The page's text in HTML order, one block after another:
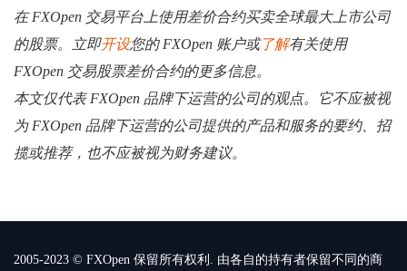
在 FXOpen 交易平台上使用差价合约买卖全球最大上市公司
的股票。立即开设您的 FXOpen 账户或了解有关使用
FXOpen 交易股票差价合约的更多信息。
本文仅代表 FXOpen 品牌下运营的公司的观点。它不应被视
为 FXOpen 品牌下运营的公司提供的产品和服务的要约、招
揽或推荐，也不应被视为财务建议。
2005-2023 © FXOpen 保留所有权利. 由各自的持有者保留不同的商